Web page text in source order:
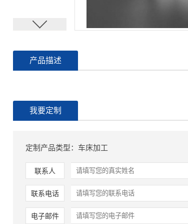
产品描述
我要定制
定制产品类型：车床加工
联系人
联系电话
电子邮件